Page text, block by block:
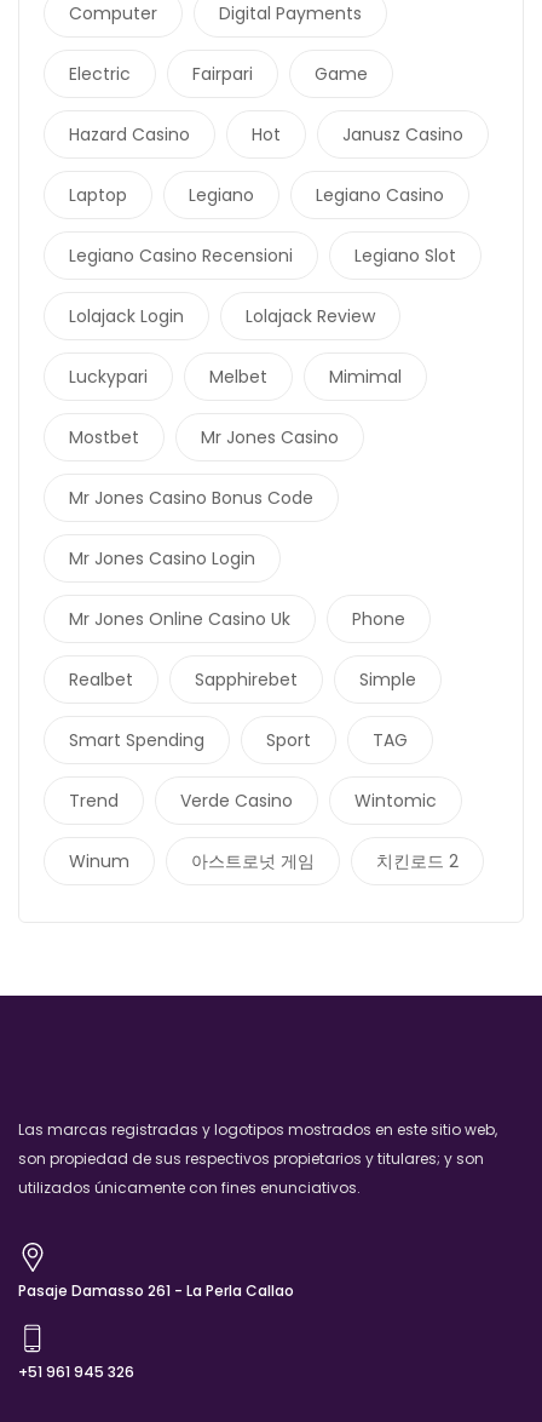
Computer Digital Payments
Electric Fairpari Game
Hazard Casino Hot Janusz Casino
Laptop Legiano Legiano Casino
Legiano Casino Recensioni Legiano Slot
Lolajack Login Lolajack Review
Luckypari Melbet Mimimal
Mostbet Mr Jones Casino
Mr Jones Casino Bonus Code
Mr Jones Casino Login
Mr Jones Online Casino Uk Phone
Realbet Sapphirebet Simple
Smart Spending Sport TAG
Trend Verde Casino Wintomic
Winum 아스트로넛 게임 치킨로드 2
Las marcas registradas y logotipos mostrados en este sitio web,
son propiedad de sus respectivos propietarios y titulares; y son
utilizados únicamente con fines enunciativos.
Pasaje Damasso 261 - La Perla Callao
+51 961 945 326